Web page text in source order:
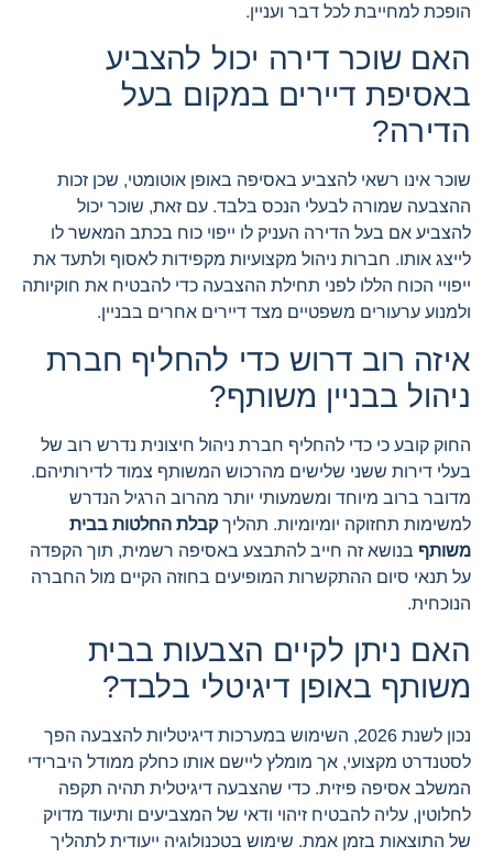
הופכת למחייבת לכל דבר ועניין.
האם שוכר דירה יכול להצביע
באסיפת דיירים במקום בעל
הדירה?
שוכר אינו רשאי להצביע באסיפה באופן אוטומטי, שכן זכות
ההצבעה שמורה לבעלי הנכס בלבד. עם זאת, שוכר יכול
להצביע אם בעל הדירה העניק לו ייפוי כוח בכתב המאשר לו
לייצג אותו. חברות ניהול מקצועיות מקפידות לאסוף ולתעד את
ייפויי הכוח הללו לפני תחילת ההצבעה כדי להבטיח את חוקיותה
ולמנוע ערעורים משפטיים מצד דיירים אחרים בבניין.
איזה רוב דרוש כדי להחליף חברת
ניהול בבניין משותף?
החוק קובע כי כדי להחליף חברת ניהול חיצונית נדרש רוב של
בעלי דירות ששני שלישים מהרכוש המשותף צמוד לדירותיהם.
מדובר ברוב מיוחד ומשמעותי יותר מהרוב הרגיל הנדרש
למשימות תחזוקה יומיומיות. תהליךקבלת החלטות בבית
משותף בנושא זה חייב להתבצע באסיפה רשמית, תוך הקפדה
על תנאי סיום ההתקשרות המופיעים בחוזה הקיים מול החברה
הנוכחית.
האם ניתן לקיים הצבעות בבית
משותף באופן דיגיטלי בלבד?
נכון לשנת 2026, השימוש במערכות דיגיטליות להצבעה הפך
לסטנדרט מקצועי, אך מומלץ ליישם אותו כחלק ממודל היברידי
המשלב אסיפה פיזית. כדי שהצבעה דיגיטלית תהיה תקפה
לחלוטין, עליה להבטיח זיהוי ודאי של המצביעים ותיעוד מדויק
של התוצאות בזמן אמת. שימוש בטכנולוגיה ייעודית לתהליך